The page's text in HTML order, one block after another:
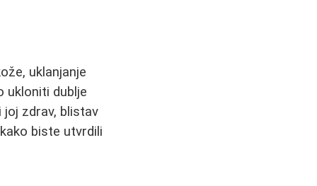
uklanjanje
ukloniti dublje
zdrav, blistav
biste utvrdili